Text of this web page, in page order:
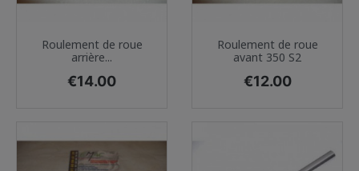
Roulement de roue
arrière...
Price
€14.00
Roulement de roue
avant 350 S2
Price
€12.00